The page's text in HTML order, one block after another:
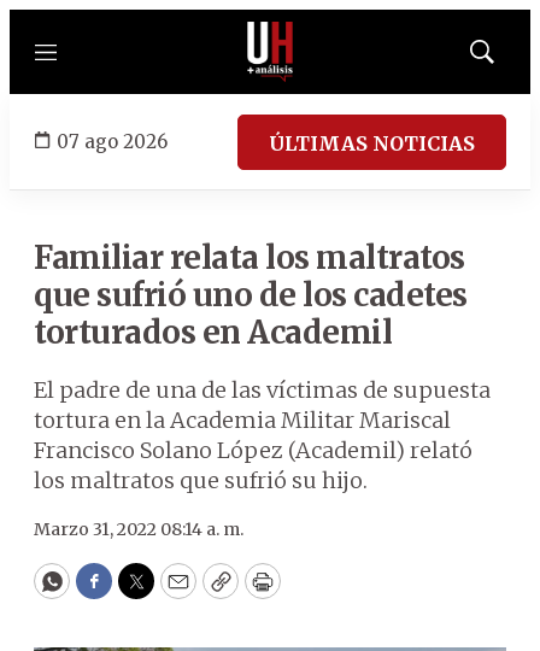
Menú
Mostrar
07 ago 2026 ÚLTIMAS NOTICIAS
Familiar relata los maltratos
que sufrió uno de los cadetes
torturados en Academil
El padre de una de las víctimas de supuesta
tortura en la Academia Militar Mariscal
Francisco Solano López (Academil) relató
los maltratos que sufrió su hijo.
Marzo 31, 2022 08:14 a. m.
WhatsApp
Facebook
Twitter
EmailCopyPrint